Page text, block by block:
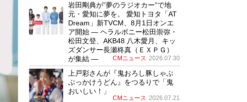
岩田剛典が”夢のラジオカー”で地
元・愛知に夢を。 愛知トヨタ「AT
Dream」新TVCM、8月1日オンエ
ア開始 ― ヘラルボニー松田崇弥・
松田文登、AKB48 八木愛月、キッ
ズダンサー長瀬柊真（ＥＸＰＧ）
が集結 ―
CMニュース 2026.07.30
上戸彩さんが『鬼おろし豚しゃぶ
ぶっかけうどん』をつるりで「鬼
おいしい！」
CMニュース 2026.07.21